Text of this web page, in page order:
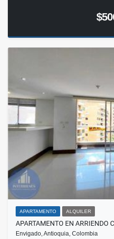
APARTAMENTO ALQUILER
APARTAMENTO EN ARRIENDO
Envigado, Antioquia, Colombia